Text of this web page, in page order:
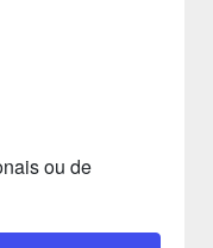
ou de